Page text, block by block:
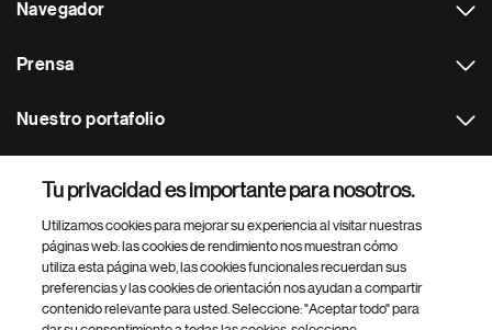
Navegador
Prensa
Nuestro portafolio
Footer Site Search
Tu privacidad es importante para nosotros.
Utilizamos cookies para mejorar su experiencia al visitar nuestras
páginas web: las cookies de rendimiento nos muestran cómo
utiliza esta página web, las cookies funcionales recuerdan sus
preferencias y las cookies de orientación nos ayudan a compartir
contenido relevante para usted. Seleccione: "Aceptar todo" para